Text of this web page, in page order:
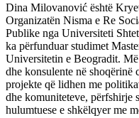
Dina Milovanović është
Organizatën Nisma e Re
Publike nga Universiteti
ka përfunduar studimet
Universitetin e Beogradit.
dhe konsulente në shoqërinë
projekte që lidhen me
dhe komuniteteve, përfshirje
hulumtuese e shkëlqyer me